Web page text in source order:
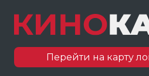
Перейти на карту